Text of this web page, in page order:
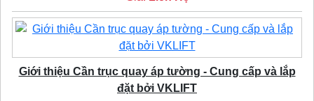
Giới thiệu Cần trục quay áp tường - Cung cấp và lắp
đặt bởi VKLIFT